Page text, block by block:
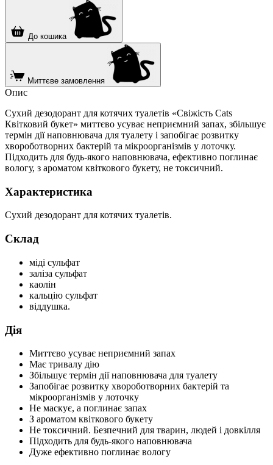
До кошика
Миттєве замовлення
Опис
Сухий дезодорант для котячих туалетів «Свіжість Cats
Квітковий букет» миттєво усуває неприємний запах, збільшує
термін дії наповнювача для туалету і запобігає розвитку
хвороботворних бактерій та мікроорганізмів у лоточку.
Підходить для будь-якого наповнювача, ефективно поглинає
вологу, з ароматом квіткового букету, не токсичний.
Характеристика
Сухий дезодорант для котячих туалетів.
Склад
міді сульфат
заліза сульфат
каолін
кальцію сульфат
віддушка.
Дія
Миттєво усуває неприємний запах
Має тривалу дію
Збільшує термін дії наповнювача для туалету
Запобігає розвитку хвороботворних бактерій та
мікроорганізмів у лоточку
Не маскує, а поглинає запах
З ароматом квіткового букету
Не токсичний. Безпечний для тварин, людей і довкілля
Підходить для будь-якого наповнювача
Дуже ефективно поглинає вологу